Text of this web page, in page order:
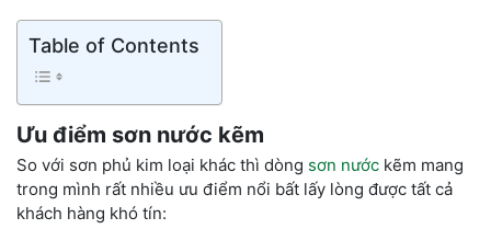
Table of Contents
Ưu điểm sơn nước kẽm
So với sơn phủ kim loại khác thì dòng sơn nước kẽm mang
trong mình rất nhiều ưu điểm nổi bất lấy lòng được tất cả
khách hàng khó tín: